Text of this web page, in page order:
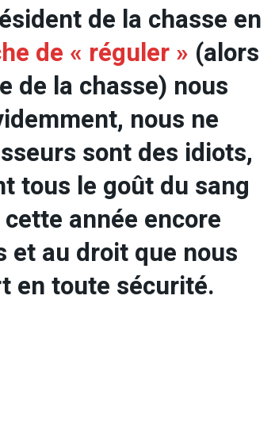
de la chasse en
de « réguler » (alors
de la chasse) nous
nous ne
sont des idiots,
tous le goût du sang
année encore
et au droit que nous
en toute sécurité.